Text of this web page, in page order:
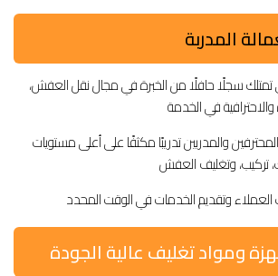
المدربة
سجلًا حافلًا من الخبرة في مجال نقل العفش،
والمدربين تدريبًا مكثفًا على أعلى مستويات
وتقديم الخدمات في الوقت المحدد
ومواد تغليف عالية الجودة